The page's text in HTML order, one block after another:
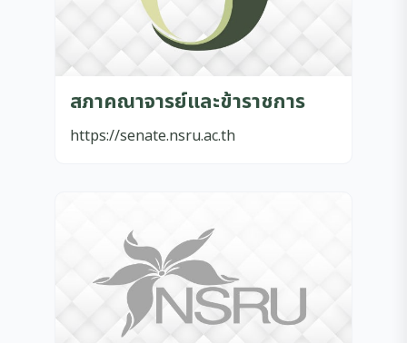
สภาคณาจารย์และข้าราชการ
https://senate.nsru.ac.th